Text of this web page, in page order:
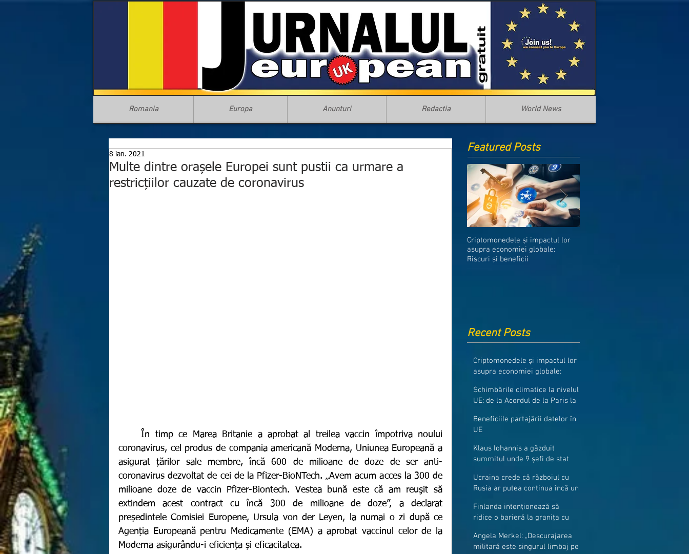
Romania Europa Anunturi Redactia World News
Multe dintre orașele Europei sunt pustii ca urmare a
restricțiilor cauzate de coronavirus
8 ian. 2021
	În timp ce Marea Britanie a aprobat al treilea vaccin împotriva noului
coronavirus, cel produs de compania americană Moderna, Uniunea Europeană a
asigurat țărilor sale membre, încă 600 de milioane de doze de ser anti-
coronavirus dezvoltat de cei de la Pfizer-BioNTech. „Avem acum acces la 300 de
milioane doze de vaccin Pfizer-Biontech. Vestea bună este că am reuşit să
extindem acest contract cu încă 300 de milioane de doze”, a declarat
președintele Comisiei Europene, Ursula von der Leyen, la numai o zi după ce
Agenția Europeană pentru Medicamente (EMA) a aprobat vaccinul celor de la
Moderna asigurându-i eficiența și eficacitatea.
Featured Posts
Criptomonedele și impactul lor
asupra economiei globale:
Riscuri și beneficii
Recent Posts
Criptomonedele și impactul lor
asupra economiei globale:
Schimbările climatice la nivelul
UE: de la Acordul de la Paris la
Beneficiile partajării datelor în
UE
Klaus Iohannis a găzduit
summitul unde 9 șefi de stat
granițe
Ucraina crede că războiul cu
Rusia ar putea continua încă un
Finlanda intenționează să
ridice o barieră la granița cu
Angela Merkel: „Descurajarea
militară este singurul limbaj pe